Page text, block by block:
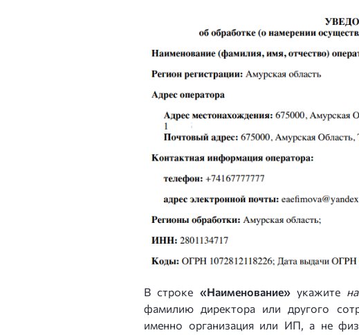
В строке «Наименование» укажите
фамилию директора или другого
именно организация или ИП, а не